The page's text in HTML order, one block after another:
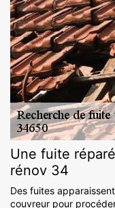
Une fuite
rénov 34
Des fuites
couvreur pour